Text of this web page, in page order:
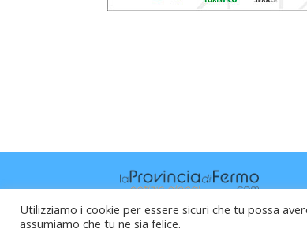
Raffaele Vitali - via Leopardi 10 -
Utilizziamo i cookie per essere sicuri che tu possa
assumiamo che tu ne sia felice.